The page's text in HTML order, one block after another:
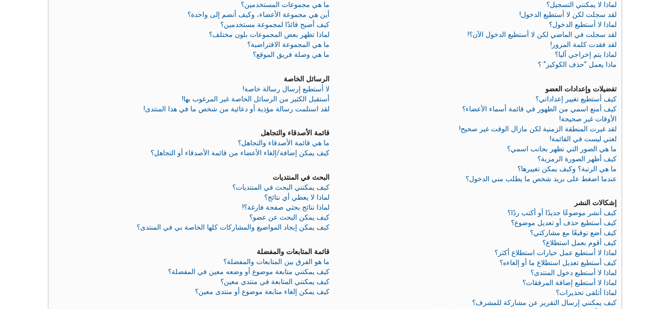
لماذا لا يمكنني التسجيل؟
لقد سجلت لكن لا أستطيع الدخول!
لماذا لا أستطيع الدخول؟
لقد سجلت في الماضي لكن لا أستطيع الدخول الآن؟!
لقد فقدت كلمة المرور!
لماذا يتم إخراجي آليا؟
ماذا يعمل ”حذف الكوكيز“ ؟
تفضيلات وإعدادات العضو
كيف أستطيع تغيير إعداداتي؟
كيف أمنع اسمي من الظهور في قائمة أسماء الأعضاء؟
الأوقات غير صحيحة!
لقد غيرت المنطقة الزمنية لكن مازال الوقت غير صحيح!
لغتي ليست في القائمة!
ما هي الصور التي تظهر بجانب اسمي؟
كيف أظهر الصورة الرمزية؟
ما هي الرتبة؟ وكيف يمكن تغييرها؟
عندما اضغط على بريد شخص ما يطلب مني الدخول؟
إشكالات النشر
كيف أنشر موضوعًا جديدًا أو أكتب ردًا؟
كيف أستطيع حذف أو تعديل موضوع؟
كيف أضع توقيعًا مع مشاركتي؟
كيف أقوم بعمل استطلاع؟
لماذا لا أستطيع عمل خيارات استطلاع أكثر؟
كيف أستطيع تعديل استطلاع ما أو إلغاءه؟
لماذا لا أستطيع دخول المنتدى؟
لماذا لا أستطيع إضافة المرفقات؟
لماذا أتلقى تحذيرات؟
كيف يمكنني إرسال التقرير عن مشاركة للمشرف؟
ما هي مجموعات المستخدمين؟
أين هي مجموعة الأعضاء، وكيف أنضم إلى واحدة؟
كيف أصبح قائدًا لمجموعة مستخدمين؟
لماذا تظهر بعض المجموعات بلون مختلف؟
ما هي المجموعة الافتراضية؟
ما هي وصلة فريق الموقع؟
الرسائل الخاصة
لا أستطيع إرسال رسالة خاصة!
أستقبل الكثير من الرسائل الخاصة غير المرغوب بها!
لقد استلمت رسالة مؤذية أو دعائية من شخص ما في هذا المنتدى!
قائمة الأصدقاء والتجاهل
ما هي قائمة الأصدقاء والتجاهل؟
كيف يمكن إضافة/إلغاء الأعضاء من قائمة الأصدقاء أو التجاهل؟
البحث في المنتديات
كيف يمكنني البحث في المنتديات؟
لماذا لا يعطي أي نتائج؟
لماذا نتائج بحثي صفحة فارغة؟!
كيف يمكن البحث عن عضو؟
كيف يمكن إيجاد المواضيع والمشاركات كلها الخاصة بي في المنتدى؟
قائمة المتابعات والمفضلة
ما هو الفرق بين المتابعات والمفضلة؟
كيف يمكنني متابعة موضوع أو وضعه معين في المفضلة؟
كيف يمكنني المتابعة في منتدى معين؟
كيف يمكن إلغاء متابعة موضوع أو منتدى معين؟